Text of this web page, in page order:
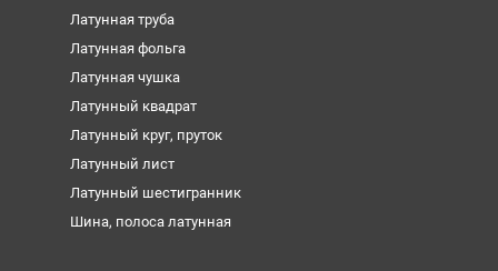
Латунная труба
Латунная фольга
Латунная чушка
Латунный квадрат
Латунный круг, пруток
Латунный лист
Латунный шестигранник
Шина, полоса латунная